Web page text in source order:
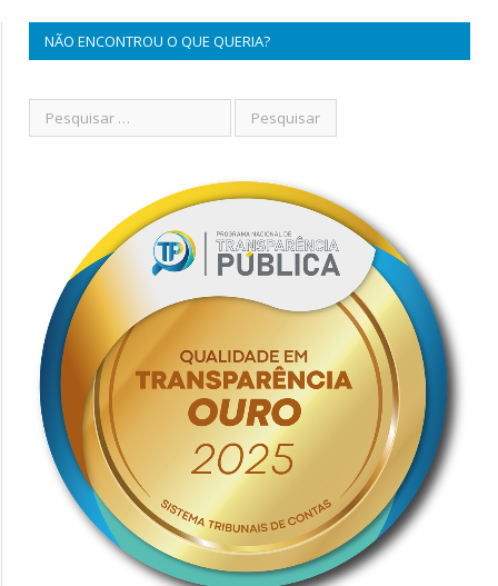
NÃO ENCONTROU O QUE QUERIA?